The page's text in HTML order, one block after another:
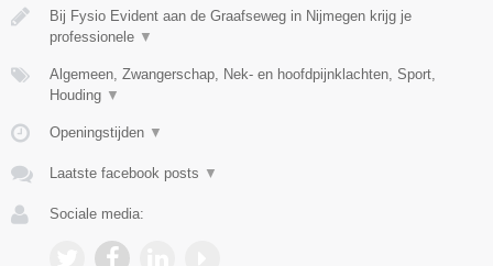
Bij Fysio Evident aan de Graafseweg in Nijmegen krijg je
professionele ▼
Algemeen, Zwangerschap, Nek- en hoofdpijnklachten, Sport,
Houding ▼
Openingstijden ▼
Laatste facebook posts ▼
Sociale media: